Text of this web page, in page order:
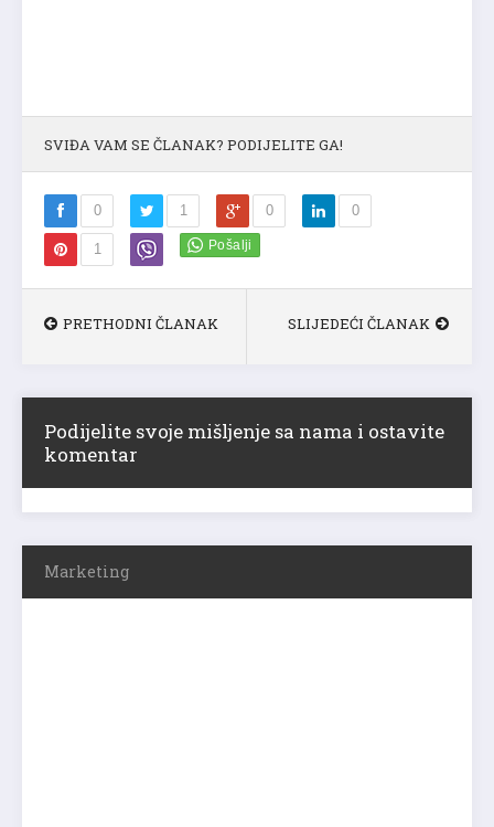
SVIĐA VAM SE ČLANAK? PODIJELITE GA!
0 1 0 0
1
PRETHODNI ČLANAK SLIJEDEĆI ČLANAK
Podijelite svoje mišljenje sa nama i ostavite
komentar
Marketing